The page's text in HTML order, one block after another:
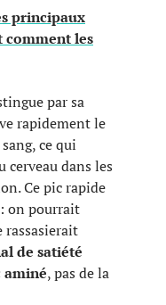
principaux
comment les
par sa
rapidement le
ce qui
cerveau dans les
Ce pic rapide
on pourrait
rassasierait
de satiété
aminé, pas de la